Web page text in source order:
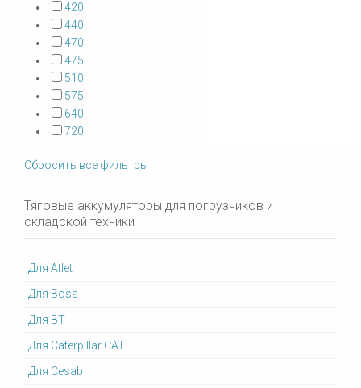
420
440
470
475
510
575
640
720
Сбросить все фильтры
Тяговые аккумуляторы для погрузчиков и
складской техники
Для Atlet
Для Boss
Для BT
Для Caterpillar CAT
Для Cesab